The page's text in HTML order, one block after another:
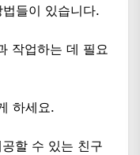
들이 있습니다.
작업하는 데 필요
하세요.
할 수 있는 친구